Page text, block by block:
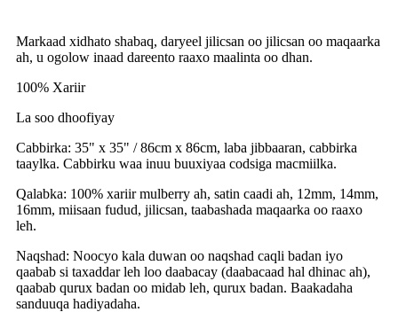
Markaad xidhato shabaq, daryeel jilicsan oo jilicsan oo maqaarka
ah, u ogolow inaad dareento raaxo maalinta oo dhan.
100% Xariir
La soo dhoofiyay
Cabbirka: 35" x 35" / 86cm x 86cm, laba jibbaaran, cabbirka
taaylka. Cabbirku waa inuu buuxiyaa codsiga macmiilka.
Qalabka: 100% xariir mulberry ah, satin caadi ah, 12mm, 14mm,
16mm, miisaan fudud, jilicsan, taabashada maqaarka oo raaxo
leh.
Naqshad: Noocyo kala duwan oo naqshad caqli badan iyo
qaabab si taxaddar leh loo daabacay (daabacaad hal dhinac ah),
qaabab qurux badan oo midab leh, qurux badan. Baakadaha
sanduuqa hadiyadaha.